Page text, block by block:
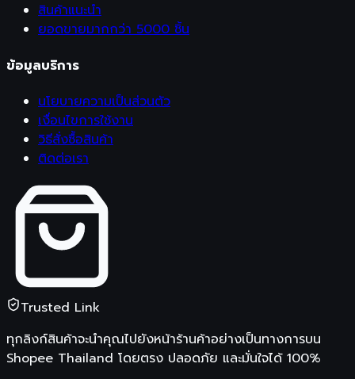
สินค้าแนะนำ
ยอดขายมากกว่า 5000 ชิ้น
ข้อมูลบริการ
นโยบายความเป็นส่วนตัว
เงื่อนไขการใช้งาน
วิธีสั่งซื้อสินค้า
ติดต่อเรา
Trusted Link
ทุกลิงก์สินค้าจะนำคุณไปยังหน้าร้านค้าอย่างเป็นทางการบน
Shopee Thailand โดยตรง ปลอดภัย และมั่นใจได้ 100%